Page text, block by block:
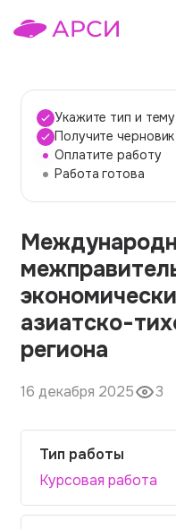
Темы работ
О сервисе
О компании
Наши гарантии
Порядок оплаты
Вопросы и ответы
Отзывы
Контакты
Укажите тип и
Получите черновик
Оплатите работу
Работа готова
азиатско-
региона
16 декабря 2025 3
Тип работы
Курсовая работа